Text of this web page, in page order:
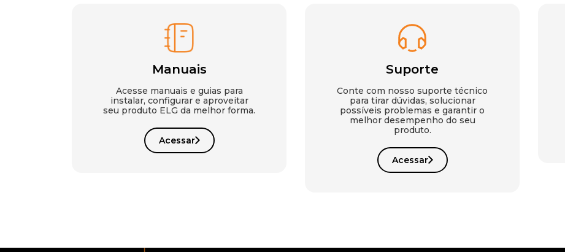
Manuais
Acesse manuais e guias para
instalar, configurar e aproveitar
seu produto ELG da melhor forma.
Acessar
Suporte
Conte com nosso suporte técnico
para tirar dúvidas, solucionar
possíveis problemas e garantir o
melhor desempenho do seu
produto.
Acessar